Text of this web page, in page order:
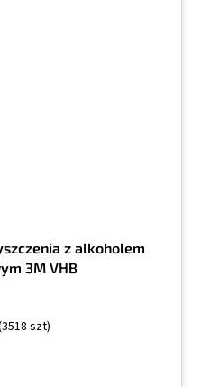
z alkoholem
3M VHB
szt)